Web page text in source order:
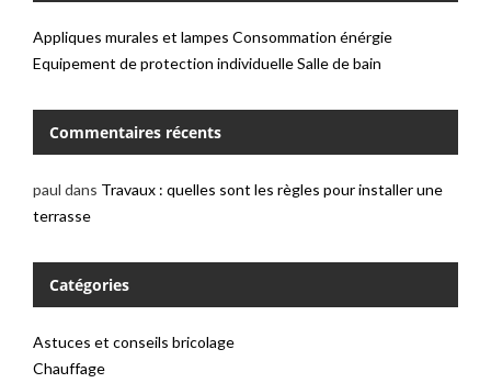
Appliques murales et lampes Consommation énérgie
Equipement de protection individuelleSalle de bain
Commentaires récents
paul dans Travaux : quelles sont les règles pour installer une
terrasse
Catégories
Astuces et conseils bricolage
Chauffage